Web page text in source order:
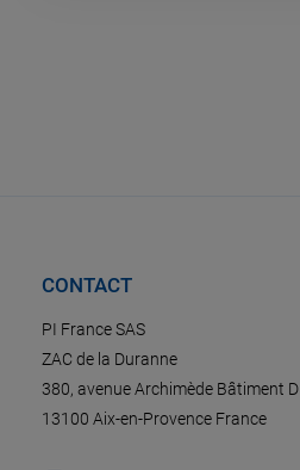
CONTACT
PI France SAS
ZAC de la Duranne
380, avenue Archimède Bâtiment D
13100 Aix-en-Provence France